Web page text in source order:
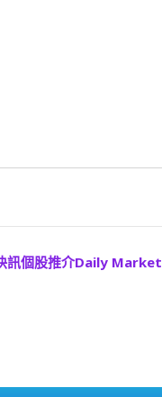
訊個股推介Daily